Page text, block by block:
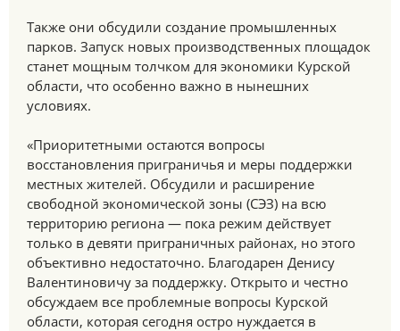
Также они обсудили создание промышленных
парков. Запуск новых производственных площадок
станет мощным толчком для экономики Курской
области, что особенно важно в нынешних
условиях.
«Приоритетными остаются вопросы
восстановления приграничья и меры поддержки
местных жителей. Обсудили и расширение
свободной экономической зоны (СЭЗ) на всю
территорию региона — пока режим действует
только в девяти приграничных районах, но этого
объективно недостаточно. Благодарен Денису
Валентиновичу за поддержку. Открыто и честно
обсуждаем все проблемные вопросы Курской
области, которая сегодня остро нуждается в